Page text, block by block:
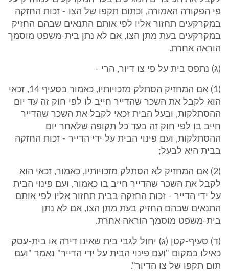
פי הפקודה האמורה, וכתום תקפו של הצו - זכות החזקה
במקרקעים תחזור אליו לפי אותם התנאים שבהם החזיק
במקרקעים בעת מתן הצו, אם לא נתן בית-משפט מוסמך
הוראה אחרת.
(ג) נתפס בית על פי צו דיור, הרי -
(1) אם המחזיק הסתלק מזכויותיו, כאמור בסעיף 14, זכאי
הוא לקבל את השכר שהדייר חייב לו לפי חוק זה עד יום
ההסתלקות, ובעל הבית זכאי לקבל את השכר שהדייר
חייב בו לפי חוק זה בעד כל תקופה שלאחר יום
ההסתלקות, ועם פינוי הבית על ידי הדייר - זכות החזקה
בבית היא לבעל;
(2) אם המחזיק לא הסתלק מזכויותיו, כאמור, זכאי הוא
לקבל את השכר שהדייר חייב בו כאמור, ועם פינוי הבית
על ידי הדייר - זכות החזקה בבית תחזור אליו לפי אותם
התנאים שבהם החזיק בעת מתן הצו, אם לא נתן
בית-משפט מוסמך הוראה אחרת.
(ד) סעיף-קטן (ג) יחול לגבי בית שאינו דירה או בית-עסק
כאילו במקום "ועם פינוי הבית על ידי הדייר" נאמר "ועם
תום תקפו של צו הדיור".